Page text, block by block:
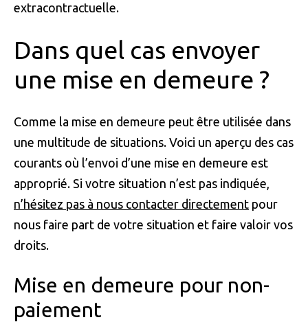
extracontractuelle.
Dans quel cas envoyer
une mise en demeure ?
Comme la mise en demeure peut être utilisée dans
une multitude de situations. Voici un aperçu des cas
courants où l’envoi d’une mise en demeure est
approprié. Si votre situation n’est pas indiquée,
n’hésitez pas à nous contacter directement pour
nous faire part de votre situation et faire valoir vos
droits.
Mise en demeure pour non-
paiement